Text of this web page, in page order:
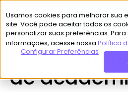
Usamos cookies para melhorar sua
site. Você pode aceitar todos os
personalizar suas preferências. Para
informações, acesse nossa Política
Configurar Preferências
Demo
Tag:
de